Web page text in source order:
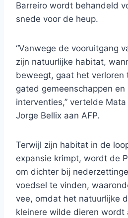
Barreiro wordt behandeld
snede voor de heup.
“Vanwege de vooruitgang
zijn natuurlijke habitat,
beweegt, gaat het verloren
gated gemeenschappen
interventies,” vertelde
Jorge Bellix aan AFP.
Terwijl zijn habitat in de
expansie krimpt, wordt de
om dichter bij
voedsel te vinden,
vee, omdat het natuurlijke
kleinere wilde dieren wordt